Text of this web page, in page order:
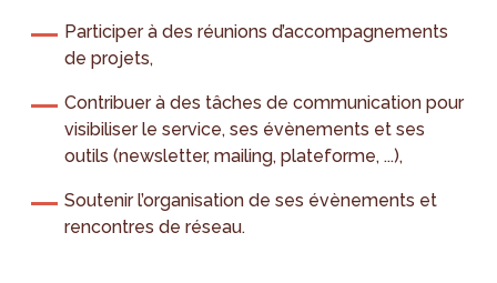
Participer à des réunions d’accompagnements
de projets,
Contribuer à des tâches de communication pour
visibiliser le service, ses évènements et ses
outils (newsletter, mailing, plateforme, ...),
Soutenir l’organisation de ses évènements et
rencontres de réseau.